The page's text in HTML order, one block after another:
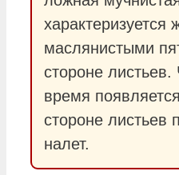
характеризуется
маслянистыми
стороне листьев.
время
стороне листьев
налет.